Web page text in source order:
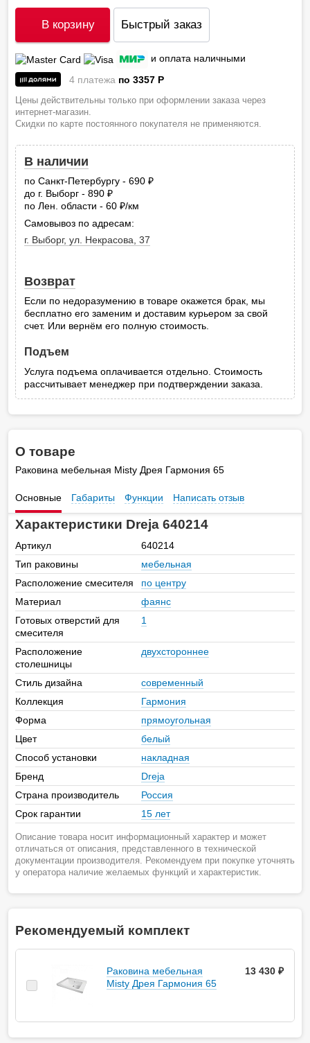
В корзину Быстрый заказ
и оплата наличными
4 платежа по 3357 P
Цены действительны только при оформлении заказа через
интернет-магазин.
Скидки по карте постоянного покупателя не применяются.
В наличии
по Санкт-Петербургу - 690
до г. Выборг - 890
по Лен. области - 60
руб.
/км
Самовывоз по адресам:
г. Выборг, ул. Некрасова, 37
Возврат
Если по недоразумению в товаре окажется брак, мы
бесплатно его заменим и доставим курьером за свой
счет. Или вернём его полную стоимость.
Подъем
Услуга подъема оплачивается отдельно. Стоимость
рассчитывает менеджер при подтверждении заказа.
О товаре
Раковина мебельная Misty Дрея Гармония 65
Основные Габариты Функции Написать отзыв
Характеристики Dreja 640214
Артикул
640214
Тип раковины
мебельная
Расположение смесителя
по центру
Материал
фаянс
Готовых отверстий для
смесителя
1
Расположение
столешницы
двухстороннее
Стиль дизайна
современный
Коллекция
Гармония
Форма
прямоугольная
Цвет
белый
Способ установки
накладная
Бренд
Dreja
Страна производитель
Россия
Срок гарантии
15 лет
Описание товара носит информационный характер и может
отличаться от описания, представленного в технической
документации производителя. Рекомендуем при покупке уточнять
у оператора наличие желаемых функций и характеристик.
Рекомендуемый комплект
Раковина мебельная
Misty Дрея Гармония 65
13 430 ₽